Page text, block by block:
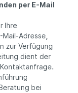
per E-Mail
Ihre
Adresse,
zur Verfügung
dient der
bei